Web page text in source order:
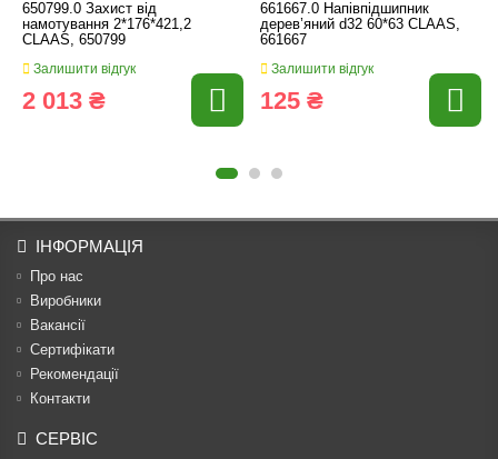
650799.0 Захист від
намотування 2*176*421,2
CLAAS, 650799
Залишити відгук
2 013 ₴
661667.0 Напівпідшипник
дерев’яний d32 60*63 CLAAS,
661667
Залишити відгук
125 ₴
ІНФОРМАЦІЯ
Про нас
Виробники
Вакансії
Сертифікати
Рекомендації
Контакти
СЕРВІС